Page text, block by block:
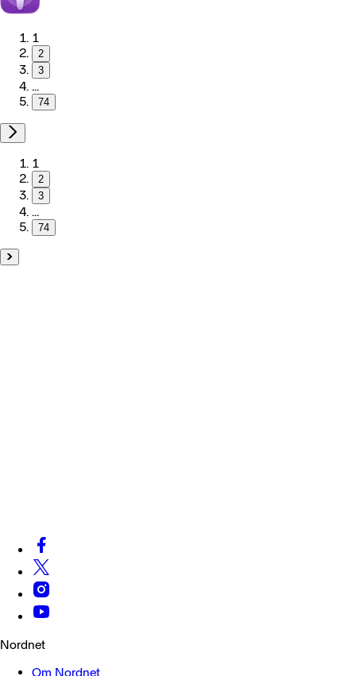
1
2
3
...
74
1
2
3
...
74
Nordnet
Om Nordnet